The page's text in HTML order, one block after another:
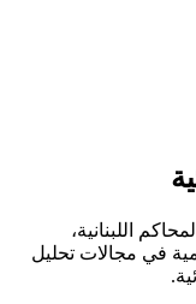
اللبنانية،
في مجالات تحليل